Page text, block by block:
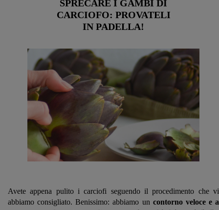
SPRECARE I GAMBI DI
CARCIOFO: PROVATELI
IN PADELLA!
Avete appena pulito i carciofi seguendo il procedimento che vi
abbiamo consigliato. Benissimo: abbiamo un contorno veloce e a
informazioni in merito al trattamento.
Cliccando “Continua senza accettare” può autorizzare il solo
utilizzo delle tecnologie tecnicamente necessarie. Cliccando
sopra indicate. Ulteriori informazioni, comprese quelle relative
al periodo di conservazione dei dati e al Suo diritto di revocare
il consenso prestato in qualsiasi momento con effetto per il
futuro, sono disponibili nella nostra
Le
nostre informazioni legali sono consultabili qui.